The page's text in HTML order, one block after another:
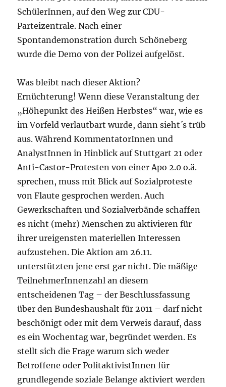
SchülerInnen, auf den Weg zur CDU-
Parteizentrale. Nach einer
Spontandemonstration durch Schöneberg
wurde die Demo von der Polizei aufgelöst.
Was bleibt nach dieser Aktion?
Ernüchterung! Wenn diese Veranstaltung der
„Höhepunkt des Heißen Herbstes“ war, wie es
im Vorfeld verlautbart wurde, dann sieht´s trüb
aus. Während KommentatorInnen und
AnalystInnen in Hinblick auf Stuttgart 21 oder
Anti-Castor-Protesten von einer Apo 2.0 o.ä.
sprechen, muss mit Blick auf Sozialproteste
von Flaute gesprochen werden. Auch
Gewerkschaften und Sozialverbände schaffen
es nicht (mehr) Menschen zu aktivieren für
ihrer ureigensten materiellen Interessen
aufzustehen. Die Aktion am 26.11.
unterstützten jene erst gar nicht. Die mäßige
TeilnehmerInnenzahl an diesem
entscheidenen Tag – der Beschlussfassung
über den Bundeshaushalt für 2011 – darf nicht
beschönigt oder mit dem Verweis darauf, dass
es ein Wochentag war, begründet werden. Es
stellt sich die Frage warum sich weder
Betroffene oder PolitaktivistInnen für
grundlegende soziale Belange aktiviert werden